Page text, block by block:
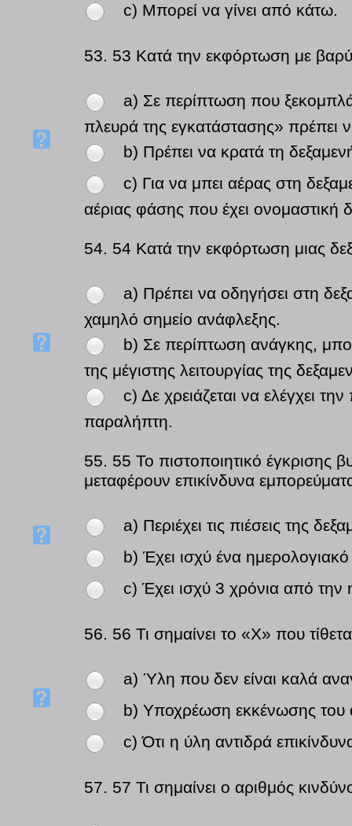
c) Μπορεί να γίνει από κάτω.
53. 53 Κατά την εκφόρτωση με
a) Σε περίπτωση που
πλευρά της εγκατάστασης» πρέπει
b) Πρέπει να κρατά τη
c) Για να μπει αέρας στη
αέριας φάσης που έχει ονομαστική
54. 54 Κατά την εκφόρτωση μιας
a) Πρέπει να οδηγήσει στη
χαμηλό σημείο ανάφλεξης.
b) Σε περίπτωση ανάγκης,
της μέγιστης λειτουργίας της
c) Δε χρειάζεται να ελέγχει
παραλήπτη.
55. 55 Το πιστοποιητικό έγκρισης
μεταφέρουν επικίνδυνα
a) Περιέχει τις πιέσεις της
b) Έχει ισχύ ένα
c) Έχει ισχύ 3 χρόνια από την
56. 56 Τι σημαίνει το «Χ» που
a) Ύλη που δεν είναι καλά
b) Υποχρέωση εκκένωσης του
c) Ότι η ύλη αντιδρά
57. 57 Τι σημαίνει ο αριθμός